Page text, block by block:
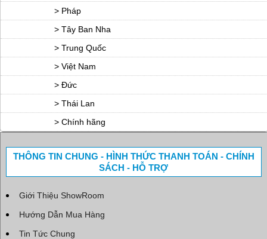
> Pháp
> Tây Ban Nha
> Trung Quốc
> Việt Nam
> Đức
> Thái Lan
> Chính hãng
THÔNG TIN CHUNG - HÌNH THỨC THANH TOÁN - CHÍNH
SÁCH - HỖ TRỢ
Giới Thiệu ShowRoom
Hướng Dẫn Mua Hàng
Tin Tức Chung